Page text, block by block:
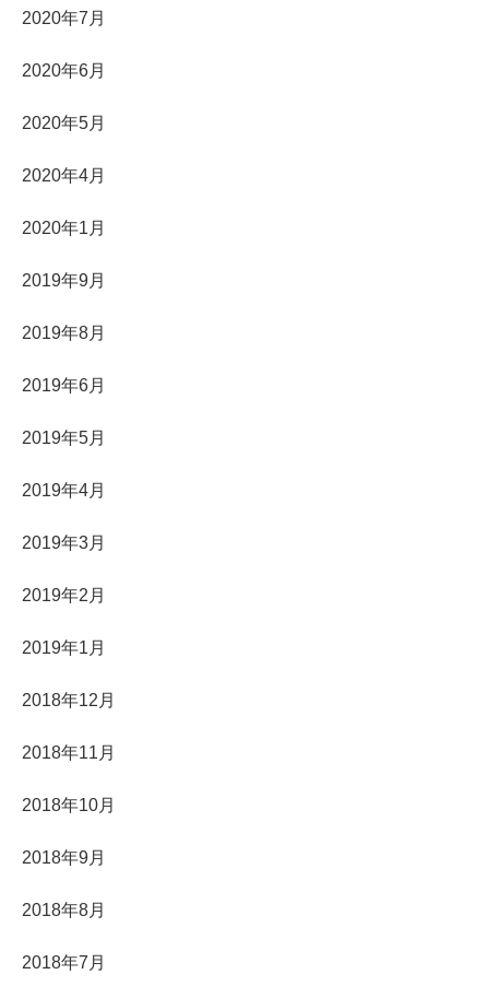
2020年7月
2020年6月
2020年5月
2020年4月
2020年1月
2019年9月
2019年8月
2019年6月
2019年5月
2019年4月
2019年3月
2019年2月
2019年1月
2018年12月
2018年11月
2018年10月
2018年9月
2018年8月
2018年7月